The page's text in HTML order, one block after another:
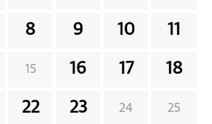
8 9 10 11
15 16 17 18
22 23 24 25